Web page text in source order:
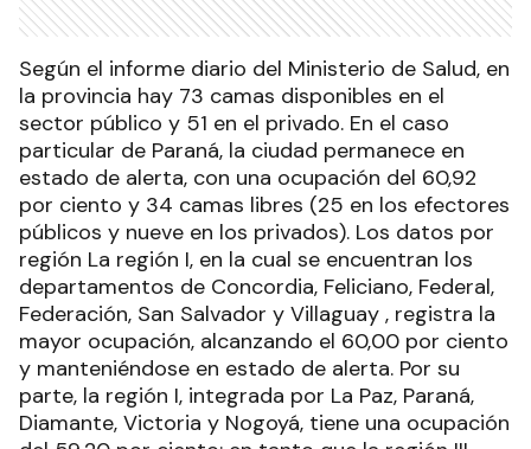
Según el informe diario del Ministerio de Salud, en
la provincia hay 73 camas disponibles en el
sector público y 51 en el privado. En el caso
particular de Paraná, la ciudad permanece en
estado de alerta, con una ocupación del 60,92
por ciento y 34 camas libres (25 en los efectores
públicos y nueve en los privados). Los datos por
región La región I, en la cual se encuentran los
departamentos de Concordia, Feliciano, Federal,
Federación, San Salvador y Villaguay , registra la
mayor ocupación, alcanzando el 60,00 por ciento
y manteniéndose en estado de alerta. Por su
parte, la región I, integrada por La Paz, Paraná,
Diamante, Victoria y Nogoyá, tiene una ocupación